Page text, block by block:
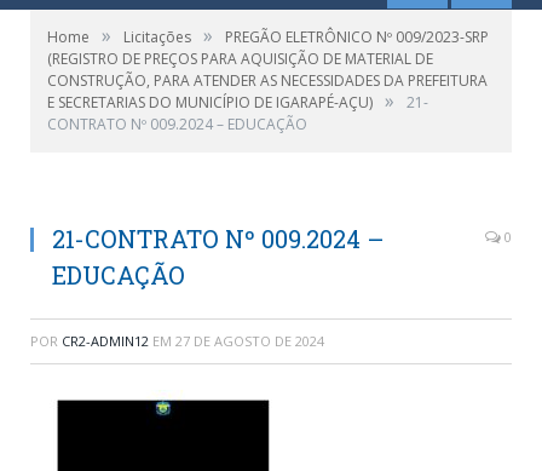
Home » Licitações »
PREGÃO ELETRÔNICO Nº 009/2023-SRP
(REGISTRO DE PREÇOS PARA AQUISIÇÃO DE MATERIAL DE
CONSTRUÇÃO, PARA ATENDER AS NECESSIDADES DA PREFEITURA
E SECRETARIAS DO MUNICÍPIO DE IGARAPÉ-AÇU) »
21-
CONTRATO Nº 009.2024 – EDUCAÇÃO
21-CONTRATO Nº 009.2024 –
EDUCAÇÃO
0
POR CR2-ADMIN12 EM 27 DE AGOSTO DE 2024